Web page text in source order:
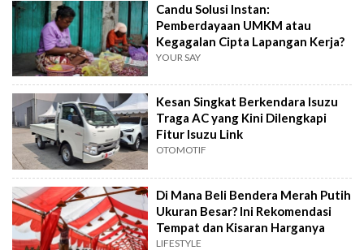
Candu Solusi Instan:
Pemberdayaan UMKM atau
Kegagalan Cipta Lapangan Kerja?
YOUR SAY
Kesan Singkat Berkendara Isuzu
Traga AC yang Kini Dilengkapi
Fitur Isuzu Link
OTOMOTIF
Di Mana Beli Bendera Merah Putih
Ukuran Besar? Ini Rekomendasi
Tempat dan Kisaran Harganya
LIFESTYLE